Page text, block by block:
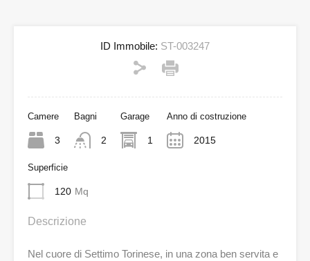
ID Immobile: ST-003247
Camere
3
Bagni
2
Garage
1
Anno di costruzione
2015
Superficie
120 Mq
Descrizione
Nel cuore di Settimo Torinese, in una zona ben servita e